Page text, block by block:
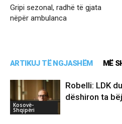
Gripi sezonal, radhë të gjata
nëpër ambulanca
ARTIKUJ TË NGJASHËM MË
Kosovë-
Shqipëri
Robelli: LDK
dëshiron ta